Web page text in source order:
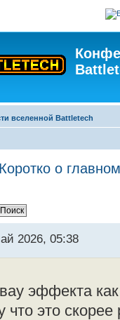
вселенной Battletech
о главном
2026, 05:38
эффекта
что это